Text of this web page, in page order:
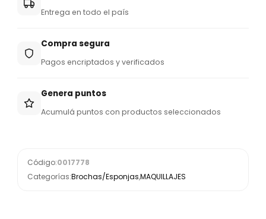
Entrega en todo el país
Compra segura
Pagos encriptados y verificados
Genera puntos
Acumulá puntos con productos seleccionados
Código:0017778
Categorías:Brochas/Esponjas,MAQUILLAJES